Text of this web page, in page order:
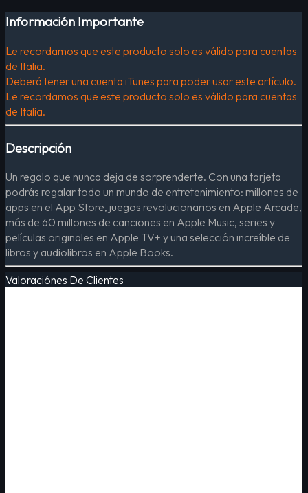
Información Importante
Le recordamos que este producto solo es válido para cuentas
de Italia.
Deberá tener una cuenta iTunes para poder usar este artículo.
Le recordamos que este producto solo es válido para cuentas
de Italia.
Descripción
Un regalo que nunca deja de sorprenderte. Con una tarjeta
podrás regalar todo un mundo de entretenimiento: millones de
apps en el App Store, juegos revolucionarios en Apple Arcade,
más de 60 millones de canciones en Apple Music, series y
películas originales en Apple TV+ y una selección increíble de
libros y audiolibros en Apple Books.
Valoraciónes De Clientes